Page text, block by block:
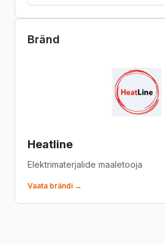
Bränd
Heatline
Elektrimaterjalide maaletooja
Vaata brändi →